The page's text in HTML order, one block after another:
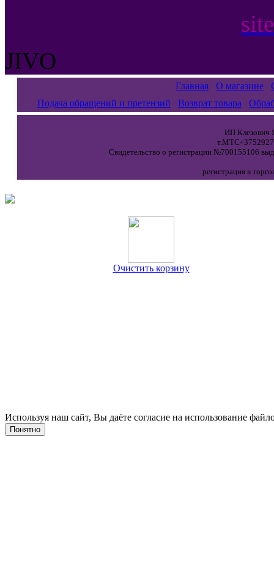
JIVO
Главная О магазине
Подача обращений и претензий
Возврат товара
ИП Клезович
Свидетельство о регистрации №700155106
регистрация в
Очистить корзину
Используя наш сайт, Вы даёте согласие на использование
Понятно